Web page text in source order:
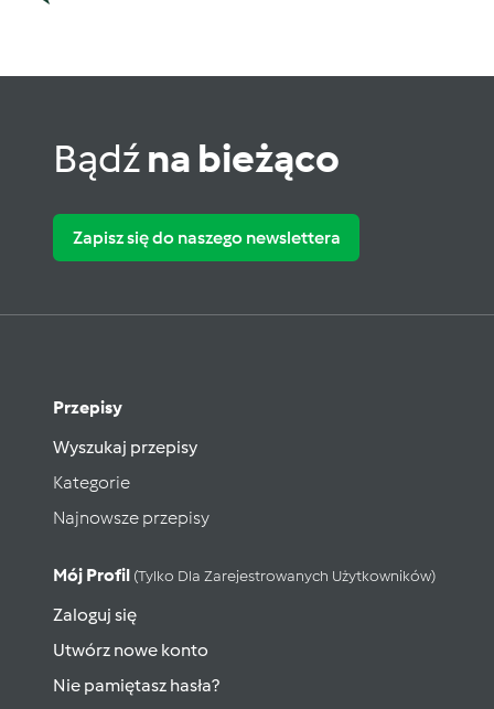
Bądźna bieżąco
Zapisz się do naszego newslettera
Przepisy
Wyszukaj przepisy
Kategorie
Najnowsze przepisy
Mój Profil (tylko Dla Zarejestrowanych Użytkowników)
Zaloguj się
Utwórz nowe konto
Nie pamiętasz hasła?